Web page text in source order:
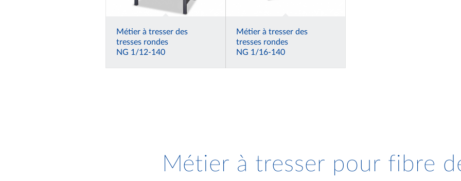
Métier à tresser des
tresses rondes
NG 1/12-140
Métier à tresser des
tresses rondes
NG 1/16-140
Métier à tresser pour fibre